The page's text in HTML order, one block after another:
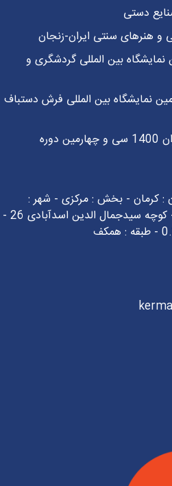
دستی
سنتی ایران-زنجان
بین المللی گردشگری و
بین المللی فرش دستباف
: کرمان - بخش : مرکزی - شهر :
کرمان - محله : سلسبیل - کوچه سیدجمال الدین اسدآبادی 26 -